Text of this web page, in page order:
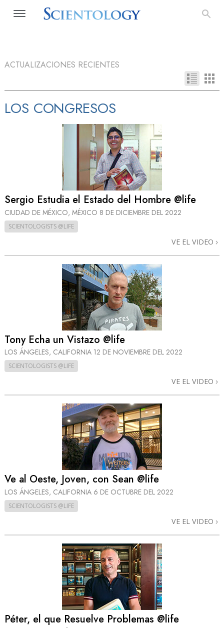
ACTUALIZACIONES RECIENTES
LOS CONGRESOS
Sergio Estudia el Estado del Hombre @life
CIUDAD DE MÉXICO, MÉXICO 8 DE DICIEMBRE DEL 2022
SCIENTOLOGISTS @LIFE
VE EL VIDEO
Tony Echa un Vistazo @life
LOS ÁNGELES, CALIFORNIA 12 DE NOVIEMBRE DEL 2022
SCIENTOLOGISTS @LIFE
VE EL VIDEO
Ve al Oeste, Joven, con Sean @life
LOS ÁNGELES, CALIFORNIA 6 DE OCTUBRE DEL 2022
SCIENTOLOGISTS @LIFE
VE EL VIDEO
Péter, el que Resuelve Problemas @life